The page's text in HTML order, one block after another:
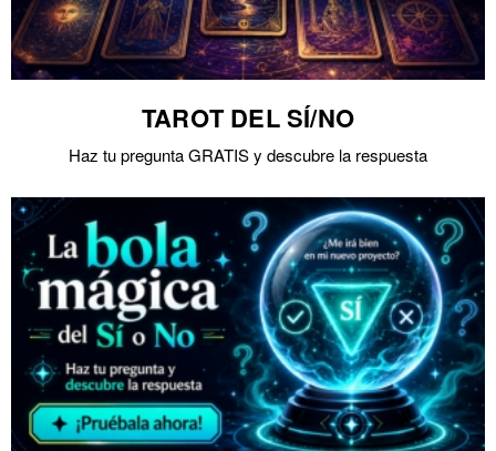
TAROT DEL SÍ/NO
Haz tu pregunta GRATIS y descubre la respuesta